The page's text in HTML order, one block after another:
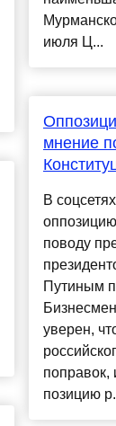
июля Ц...
мнение
В
поводу
Путиным
уверен,
поправок,
позицию